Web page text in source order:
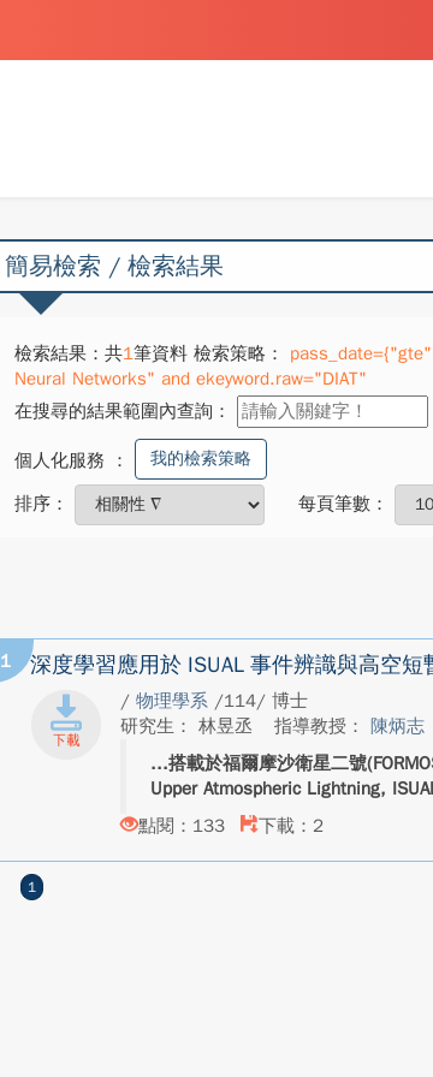
簡易檢索 / 檢索結果
檢索結果：共1筆資料 檢索策略：
Neural Networks" and ekeyword.raw="DIAT"
在搜尋的結果範圍內查詢：
個人化服務 ： 我的檢索策略
排序： 每頁筆數：
1 深度學習應用於 ISUAL 事件辨識與高空
/ 物理學系 /114/ 博士
研究生： 林昱丞
指導教授： 陳炳志
搭載於福爾摩沙衛星二號
Upper Atmospheric Lightning,
點閱：133
下載：2
1